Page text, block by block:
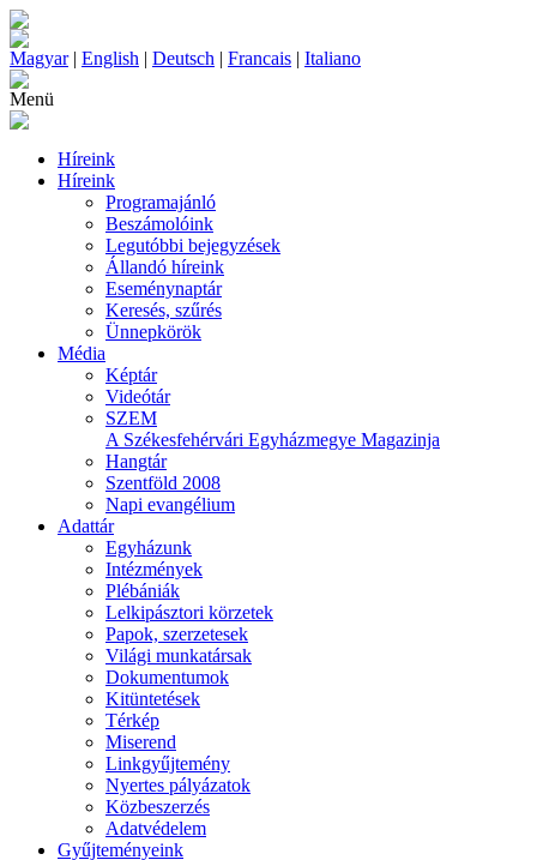
Magyar| English | Deutsch | Francais | Italiano
Menü
Híreink
Híreink
Programajánló
Beszámolóink
Legutóbbi bejegyzések
Állandó híreink
Eseménynaptár
Keresés, szűrés
Ünnepkörök
Média
Képtár
Videótár
SZEM
A Székesfehérvári Egyházmegye Magazinja
Hangtár
Szentföld 2008
Napi evangélium
Adattár
Egyházunk
Intézmények
Plébániák
Lelkipásztori körzetek
Papok, szerzetesek
Világi munkatársak
Dokumentumok
Kitüntetések
Térkép
Miserend
Linkgyűjtemény
Nyertes pályázatok
Közbeszerzés
Adatvédelem
Gyűjteményeink